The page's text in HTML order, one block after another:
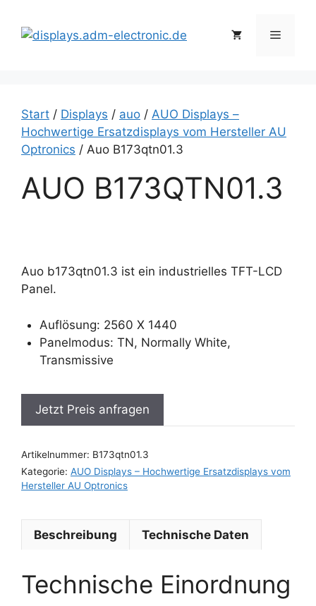
Inhalt
springen
Menü
Start / Displays / auo / AUO Displays –
Hochwertige Ersatzdisplays vom Hersteller AU
Optronics / Auo B173qtn01.3
AUO B173QTN01.3
Auo b173qtn01.3 ist ein industrielles TFT-LCD
Panel.
Auflösung: 2560 X 1440
Panelmodus: TN, Normally White,
Transmissive
Jetzt Preis anfragen
Artikelnummer: B173qtn01.3
Kategorie: AUO Displays – Hochwertige Ersatzdisplays vom
Hersteller AU Optronics
Beschreibung Technische Daten
Technische Einordnung